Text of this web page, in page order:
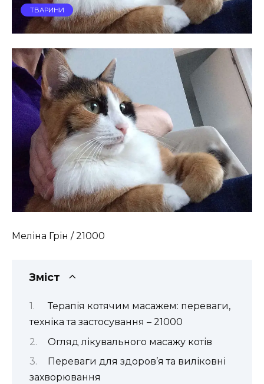
ТВАРИНИ
Меліна Грін / 21000
Зміст
Терапія котячим масажем: переваги,
техніка та застосування – 21000
Огляд лікувального масажу котів
Переваги для здоров’я та виліковні
захворювання